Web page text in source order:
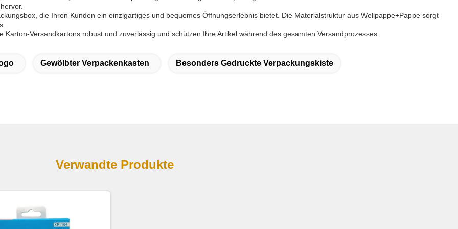
die Ihren Kunden ein einzigartiges und bequemes Öffnungserlebnis bietet. Die Materialstruktur aus Wellpappe+Pappe sorgt
Versandkartons robust und zuverlässig und schützen Ihre Artikel während des gesamten Versandprozesses.
Gewölbter Verpackenkasten Besonders Gedruckte Verpackungskiste
Verwandte Produkte